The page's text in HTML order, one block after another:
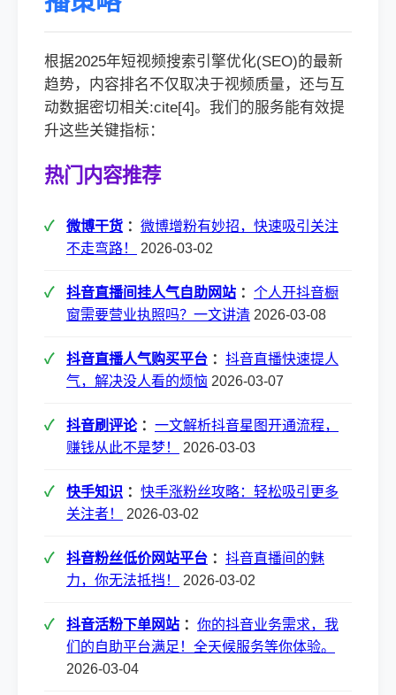
根据2025年短视频搜索引擎优化(SEO)的最新
趋势，内容排名不仅取决于视频质量，还与互
动数据密切相关:cite[4]。我们的服务能有效提
升这些关键指标：
热门内容推荐
微博干货 ： 微博增粉有妙招，快速吸引关注
不走弯路！
2026-03-02
抖音直播间挂人气自助网站 ： 个人开抖音橱
窗需要营业执照吗？一文讲清 2026-03-08
抖音直播人气购买平台 ： 抖音直播快速提人
气，解决没人看的烦恼 2026-03-07
抖音刷评论： 一文解析抖音星图开通流程，
赚钱从此不是梦！
2026-03-03
快手知识 ： 快手涨粉丝攻略：轻松吸引更多
关注者！
2026-03-02
抖音粉丝低价网站平台 ： 抖音直播间的魅
力，你无法抵挡！
2026-03-02
抖音活粉下单网站 ： 你的抖音业务需求，我
们的自助平台满足！全天候服务等你体验。
2026-03-04